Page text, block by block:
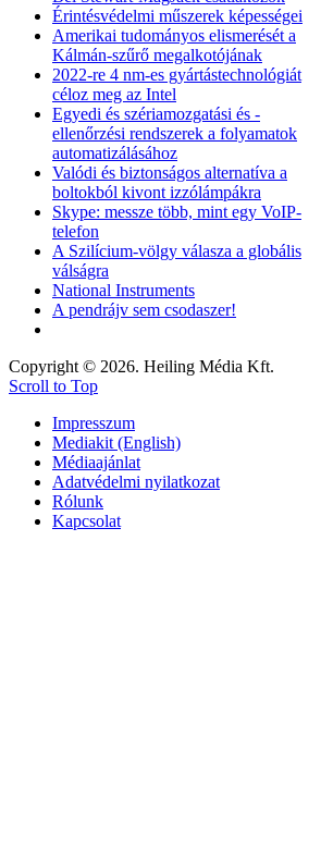
Érintésvédelmi műszerek képességei
Amerikai tudományos elismerését a
Kálmán-szűrő megalkotójának
2022-re 4 nm-es gyártástechnológiát
céloz meg az Intel
Egyedi és szériamozgatási és -
ellenőrzési rendszerek a folyamatok
automatizálásához
Valódi és biztonságos alternatíva a
boltokból kivont izzólámpákra
Skype: messze több, mint egy VoIP-
telefon
A Szilícium-völgy válasza a globális
válságra
National Instruments
A pendrájv sem csodaszer!
Copyright © 2026. Heiling Média Kft.
Scroll to Top
Impresszum
Mediakit (English)
Médiaajánlat
Adatvédelmi nyilatkozat
Rólunk
Kapcsolat